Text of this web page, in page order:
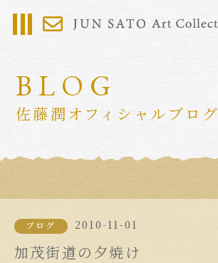
BLOG
佐藤潤オフィシャルブログ
ブログ 2010-11-01
加茂街道の夕焼け